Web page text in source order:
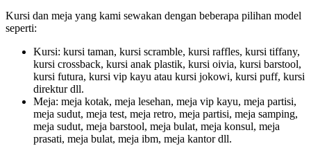
Kursi dan meja yang kami sewakan dengan beberapa pilihan model
seperti:
Kursi: kursi taman, kursi scramble, kursi raffles, kursi tiffany,
kursi crossback, kursi anak plastik, kursi oivia, kursi barstool,
kursi futura, kursi vip kayu atau kursi jokowi, kursi puff, kursi
direktur dll.
Meja: meja kotak, meja lesehan, meja vip kayu, meja partisi,
meja sudut, meja test, meja retro, meja partisi, meja samping,
meja sudut, meja barstool, meja bulat, meja konsul, meja
prasati, meja bulat, meja ibm, meja kantor dll.